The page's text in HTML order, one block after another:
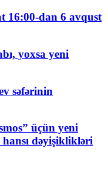
16:00-dan 6 avqust
yoxsa yeni
səfərinin
üçün yeni
dəyişiklikləri